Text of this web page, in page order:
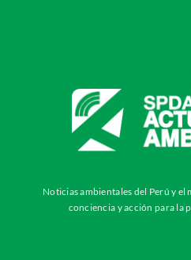
Noticias ambientales del Perú y el
conciencia y acción para la